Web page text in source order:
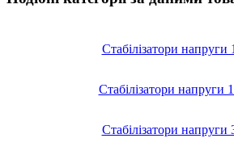
Стабілізатори напруги
Стабілізатори напруги
Стабілізатори напруги